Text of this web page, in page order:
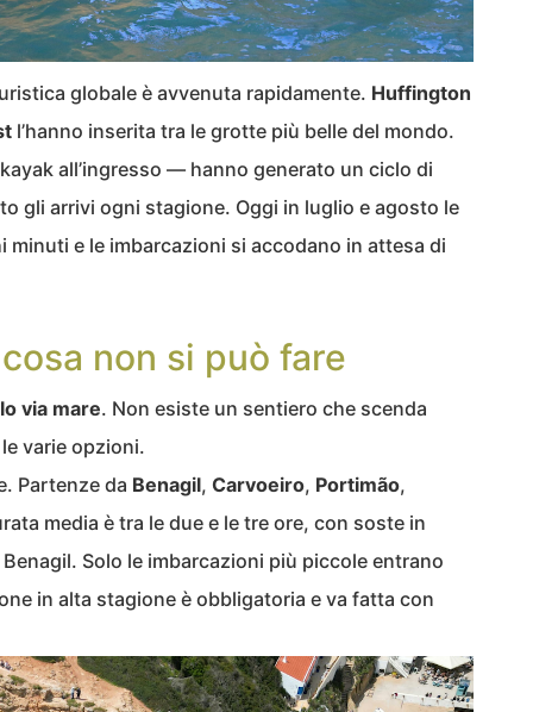
globale è avvenuta rapidamente. Huffington
l’hanno inserita tra le grotte più belle del mondo.
all’ingresso — hanno generato un ciclo di
gli arrivi ogni stagione. Oggi in luglio e agosto le
e le imbarcazioni si accodano in attesa di
non si può fare
via mare. Non esiste un sentiero che scenda
varie opzioni.
Partenze da Benagil, Carvoeiro, Portimão,
media è tra le due e le tre ore, con soste in
Solo le imbarcazioni più piccole entrano
in alta stagione è obbligatoria e va fatta con